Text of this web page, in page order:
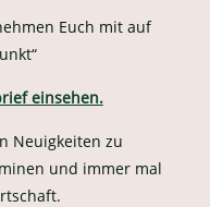
Euch mit auf
einsehen.
Neuigkeiten zu
und immer mal